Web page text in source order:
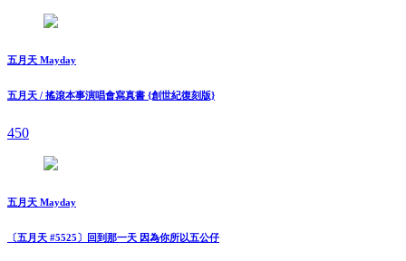
五月天 Mayday
五月天 / 搖滾本事演唱會寫真書 {創世紀復刻版}
450
五月天 Mayday
〔五月天 #5525〕回到那一天 因為你所以五公仔